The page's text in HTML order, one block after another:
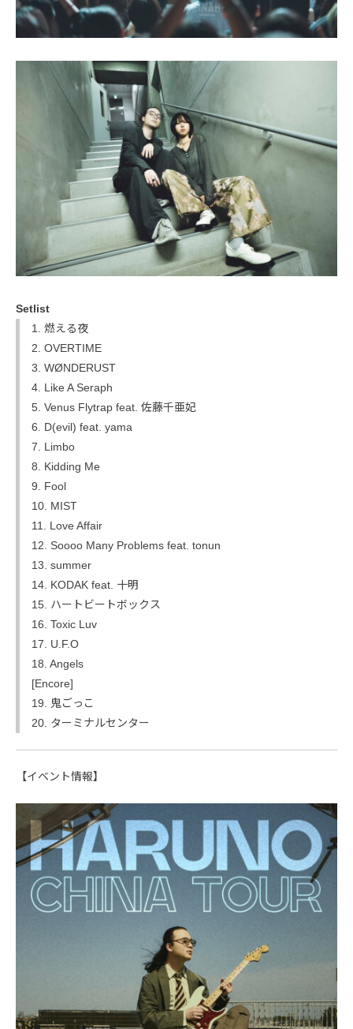
Setlist
1. 燃える夜
2. OVERTIME
3. WØNDERUST
4. Like A Seraph
5. Venus Flytrap feat. 佐藤千亜妃
6. D(evil) feat. yama
7. Limbo
8. Kidding Me
9. Fool
10. MIST
11. Love Affair
12. Soooo Many Problems feat. tonun
13. summer
14. KODAK feat. 十明
15. ハートビートボックス
16. Toxic Luv
17. U.F.O
18. Angels
[Encore]
19. 鬼ごっこ
20. ターミナルセンター
【イベント情報】